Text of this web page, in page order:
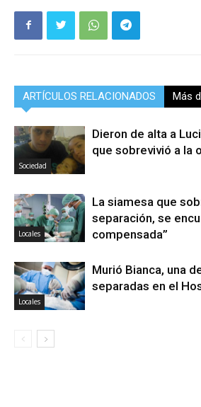
ARTÍCULOS RELACIONADOS Más
Sociedad
Dieron de alta a
que sobrevivió a la
Locales
La siamesa que
separación, se
compensada”
Locales
Murió Bianca, una
separadas en el